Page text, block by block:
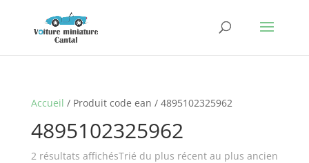
Accueil / Produit code ean / 4895102325962
4895102325962
2 résultats affichésTrié du plus récent au plus ancien